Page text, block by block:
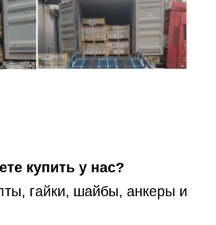
купить у нас?
гайки, шайбы, анкеры и